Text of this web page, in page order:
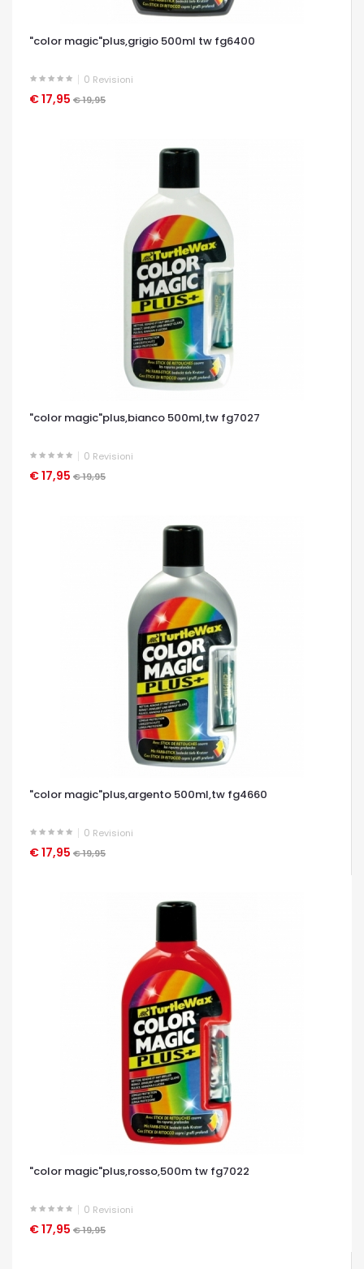
"color magic"plus,grigio 500ml tw fg6400
0 Revisioni
€ 17,95 € 19,95
OCCHIATA VELOCE
"color magic"plus,bianco 500ml,tw fg7027
0 Revisioni
€ 17,95 € 19,95
OCCHIATA VELOCE
"color magic"plus,argento 500ml,tw fg4660
0 Revisioni
€ 17,95 € 19,95
OCCHIATA VELOCE
"color magic"plus,rosso,500m tw fg7022
0 Revisioni
€ 17,95 € 19,95
OCCHIATA VELOCE